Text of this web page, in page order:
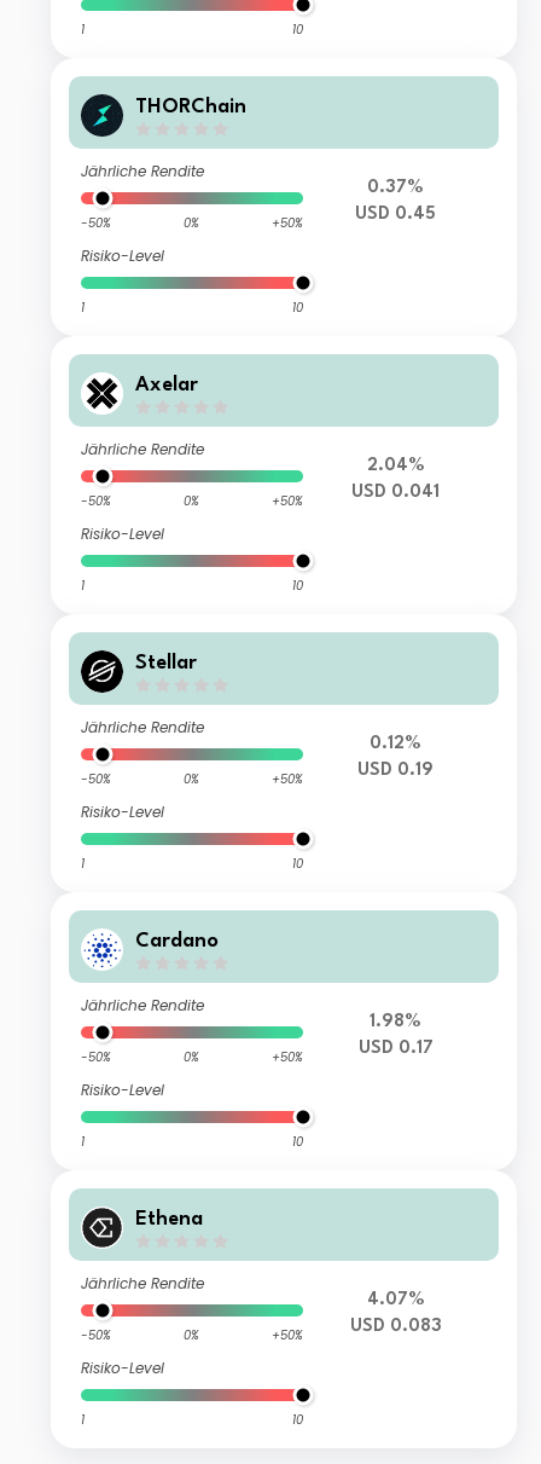
1 10
THORChain
Jährliche Rendite
-50% 0% +50%
Risiko-Level
1 10
0.37%
USD 0.45
Axelar
Jährliche Rendite
-50% 0% +50%
Risiko-Level
1 10
2.04%
USD 0.041
Stellar
Jährliche Rendite
-50% 0% +50%
Risiko-Level
1 10
0.12%
USD 0.19
Cardano
Jährliche Rendite
-50% 0% +50%
Risiko-Level
1 10
1.98%
USD 0.17
Ethena
Jährliche Rendite
-50% 0% +50%
Risiko-Level
1 10
4.07%
USD 0.083